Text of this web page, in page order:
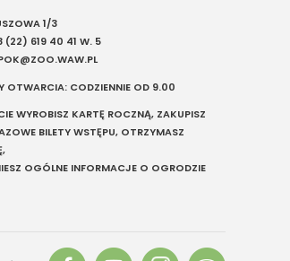
1/3
(22) 619 40 41 W. 5
OTWARCIA: CODZIENNIE OD 9.00
WYROBISZ KARTĘ ROCZNĄ, ZAKUPISZ
BILETY WSTĘPU, OTRZYMASZ
OGÓLNE INFORMACJE O OGRODZIE